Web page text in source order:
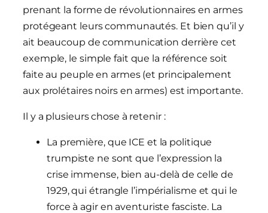
prenant la forme de révolutionnaires en armes
protégeant leurs communautés. Et bien qu’il y
ait beaucoup de communication derrière cet
exemple, le simple fait que la référence soit
faite au peuple en armes (et principalement
aux prolétaires noirs en armes) est importante.
Il y a plusieurs chose à retenir :
La première, que ICE et la politique
trumpiste ne sont que l’expression la
crise immense, bien au-delà de celle de
1929, qui étrangle l’impérialisme et qui le
force à agir en aventuriste fasciste. La